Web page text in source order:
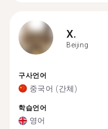
X.
Beijing
구사언어
중국어 (간체)
학습언어
영어